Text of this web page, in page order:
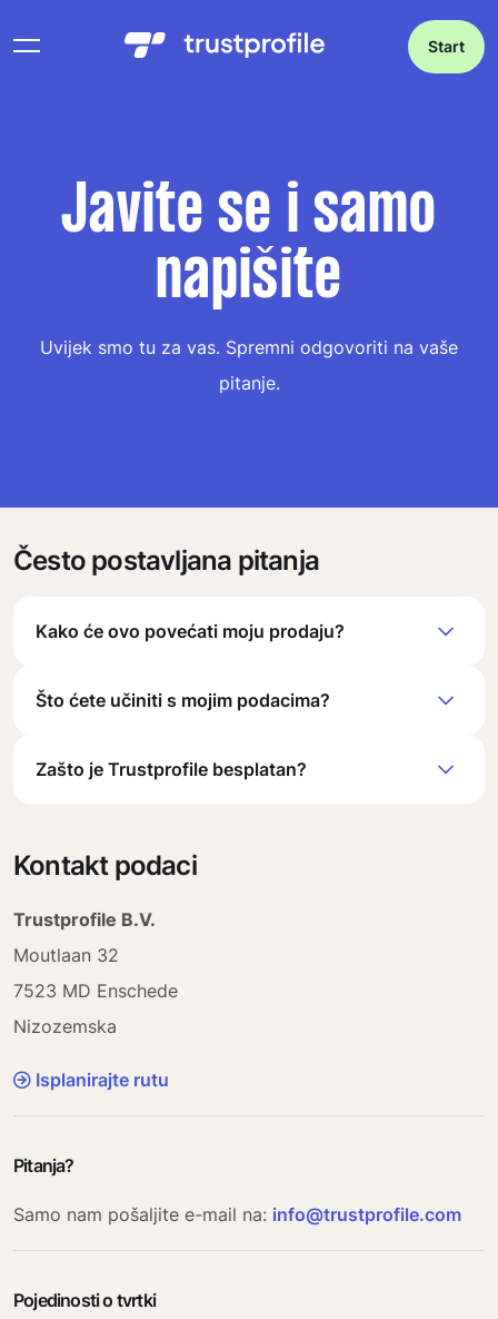
Start
Javite se i samo
napišite
Uvijek smo tu za vas. Spremni odgovoriti na vaše
pitanje.
Često postavljana pitanja
Kako će ovo povećati moju prodaju?
Što ćete učiniti s mojim podacima?
Zašto je Trustprofile besplatan?
Kontakt podaci
Trustprofile B.V.
Moutlaan 32
7523 MD Enschede
Nizozemska
Isplanirajte rutu
Pitanja?
Samo nam pošaljite e-mail na: info@trustprofile.com
Pojedinosti o tvrtki